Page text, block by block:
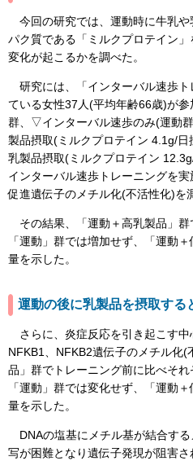
今回の研究では、運動時に牛乳や
パク質である「ミルクプロテイン
変化が起こるかを調べた。
研究には、「インターバル速歩ト
ている女性37人(平均年齢66歳)が
群、▽インターバル速歩のみ(運動
製品摂取(ミルクプロテイン 4.1g/
乳製品摂取(ミルクプロテイン
インターバル速歩トレーニングを
促進遺伝子のメチル化(不活性化)を
その結果、「運動＋高乳製品」群
「運動」群では増加せず、「運動
量を示した。
運動の後に乳製品を摂取する
さらに、炎症反応を引き起こす中
NFKB1、NFKB2遺伝子のメチル化(
品」群でトレーニング前に比べそれ
「運動」群では変化せず、「運動
量を示した。
DNAの塩基にメチル基が結合す
写が困難となり遺伝子発現が阻害